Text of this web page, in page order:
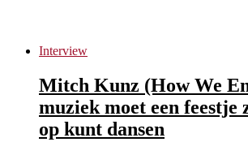
Interview
Mitch Kunz (How We
muziek moet een feestje
op kunt dansen